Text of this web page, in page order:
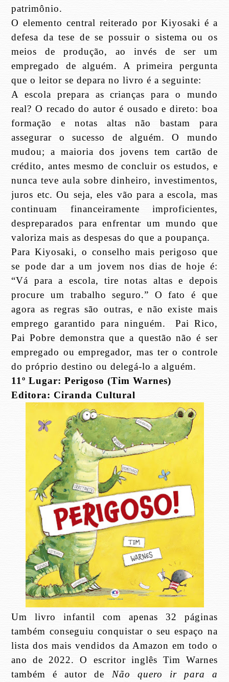
patrimônio.
O elemento central reiterado por Kiyosaki é a
defesa da tese de se possuir o sistema ou os
meios de produção, ao invés de ser um
empregado de alguém. A primeira pergunta
que o leitor se depara no livro é a seguinte:
A escola prepara as crianças para o mundo
real? O recado do autor é ousado e direto: boa
formação e notas altas não bastam para
assegurar o sucesso de alguém. O mundo
mudou; a maioria dos jovens tem cartão de
crédito, antes mesmo de concluir os estudos, e
nunca teve aula sobre dinheiro, investimentos,
juros etc. Ou seja, eles vão para a escola, mas
continuam financeiramente improficientes,
despreparados para enfrentar um mundo que
valoriza mais as despesas do que a poupança.
Para Kiyosaki, o conselho mais perigoso que
se pode dar a um jovem nos dias de hoje é:
“Vá para a escola, tire notas altas e depois
procure um trabalho seguro.” O fato é que
agora as regras são outras, e não existe mais
emprego garantido para ninguém.
Pai Rico,
Pai Pobre demonstra que a questão não é ser
empregado ou empregador, mas ter o controle
do próprio destino ou delegá-lo a alguém.
11º Lugar: Perigoso (Tim Warnes)
Editora: Ciranda Cultural
Um livro infantil com apenas 32 páginas
também conseguiu conquistar o seu espaço na
lista dos mais vendidos da Amazon em todo o
ano de 2022. O escritor inglês Tim Warnes
também é autor de Não quero ir para a